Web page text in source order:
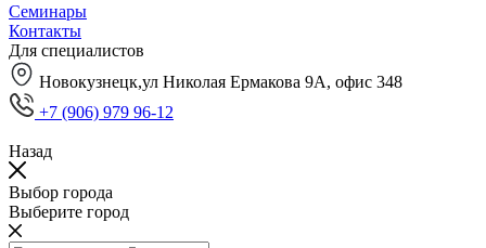
Семинары
Контакты
Для специалистов
Новокузнецк,ул Николая Ермакова 9А, офис 348
+7 (906) 979 96-12
Назад
Выбор города
Выберите город